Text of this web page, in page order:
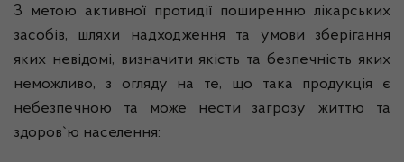
З метою активної протидії поширенню лікарських
засобів, шляхи надходження та умови зберігання
яких невідомі, визначити якість та безпечність яких
неможливо, з огляду на те, що така продукція є
небезпечною та може нести загрозу життю та
здоров`ю населення: